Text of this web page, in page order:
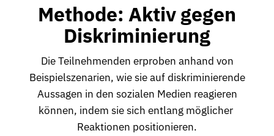
Methode: Aktiv gegen
Diskriminierung
Die Teilnehmenden erproben anhand von
Beispielszenarien, wie sie auf diskriminierende
Aussagen in den sozialen Medien reagieren
können, indem sie sich entlang möglicher
Reaktionen positionieren.